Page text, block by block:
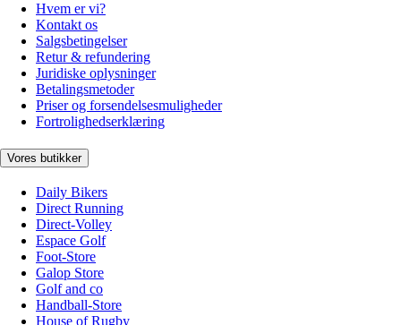
Hvem er vi?
Kontakt os
Salgsbetingelser
Retur & refundering
Juridiske oplysninger
Betalingsmetoder
Priser og forsendelsesmuligheder
Fortrolighedserklæring
Vores butikker
Daily Bikers
Direct Running
Direct-Volley
Espace Golf
Foot-Store
Galop Store
Golf and co
Handball-Store
House of Rugby